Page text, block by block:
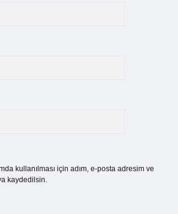
kullanılması için adım, e-posta adresim ve
kaydedilsin.